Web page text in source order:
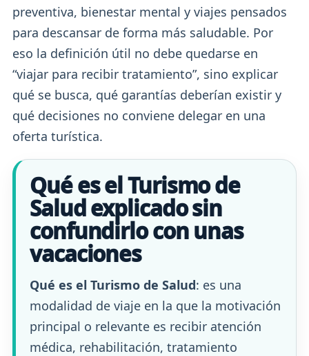
preventiva, bienestar mental y viajes pensados
para descansar de forma más saludable. Por
eso la definición útil no debe quedarse en
“viajar para recibir tratamiento”, sino explicar
qué se busca, qué garantías deberían existir y
qué decisiones no conviene delegar en una
oferta turística.
Qué es el Turismo de
Salud explicado sin
confundirlo con unas
vacaciones
Qué es el Turismo de Salud: es una
modalidad de viaje en la que la motivación
principal o relevante es recibir atención
médica, rehabilitación, tratamiento